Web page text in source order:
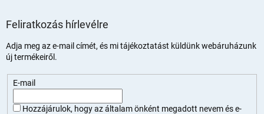
Feliratkozás hírlevélre
Adja meg az e-mail címét, és mi tájékoztatást küldünk webáruházunk
új termékeiről.
E-mail
Hozzájárulok, hogy az általam önként megadott nevem és e-